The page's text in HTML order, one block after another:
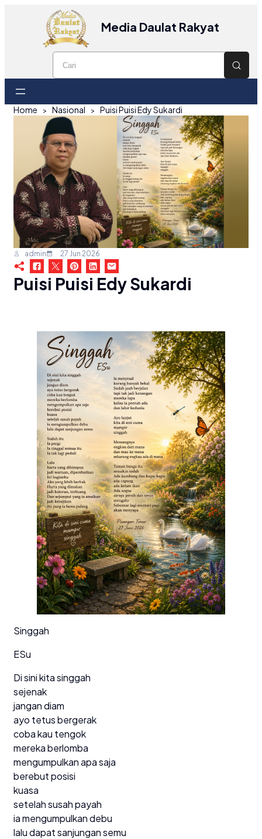
Media Daulat Rakyat
Home Nasional Puisi Puisi Edy Sukardi
admin 27 Jun 2026
Puisi Puisi Edy Sukardi
Singgah
ESu
Di sini kita singgah
sejenak
jangan diam
ayo tetus bergerak
coba kau tengok
mereka berlomba
mengumpulkan apa saja
berebut posisi
kuasa
setelah susah payah
ia mengumpulkan debu
lalu dapat sanjungan semu